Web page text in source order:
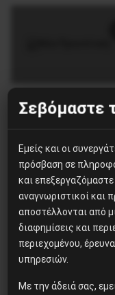
Πολιτική
Κανένας
συμφορά τον
συμφοράς!
Σεβόμαστε
Εμείς και οι
πρόσβαση σε
και
αναγνωριστικοί και
αποστέλλονται από
διαφημίσεις και
περιεχομένου,
υπηρεσιών.
Με την άδειά σας,